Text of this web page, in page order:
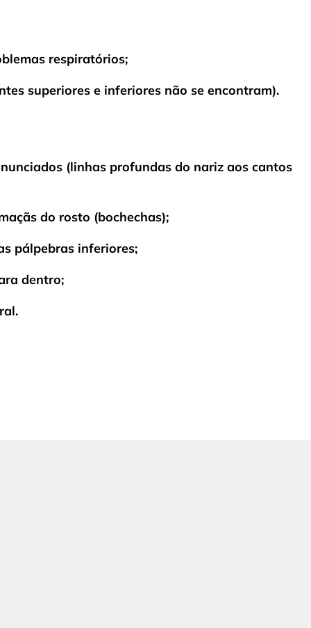
respiratórios;
superiores e inferiores não se encontram).
(linhas profundas do nariz aos cantos
do rosto (bochechas);
pálpebras inferiores;
dentro;